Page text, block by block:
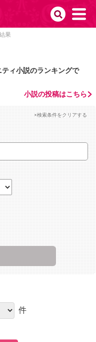
果
ィ小説のランキングで
小説の投稿はこちら
×検索条件をクリアする
件